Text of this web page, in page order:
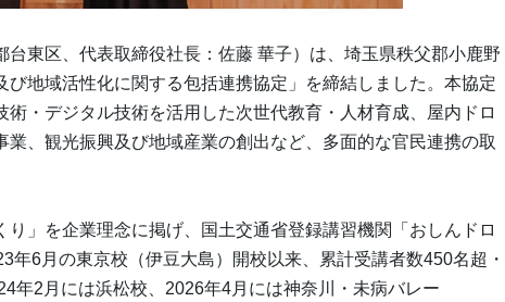
東区、代表取締役社長：佐藤 華子）は、埼玉県秩父郡小鹿野
地域活性化に関する包括連携協定」を締結しました。本協定
・デジタル技術を活用した次世代教育・人材育成、屋内ドロ
、観光振興及び地域産業の創出など、多面的な官民連携の取
」を企業理念に掲げ、国土交通省登録講習機関「おしんドロ
年6月の東京校（伊豆大島）開校以来、累計受講者数450名超・
年2月には浜松校、2026年4月には神奈川・未病バレー